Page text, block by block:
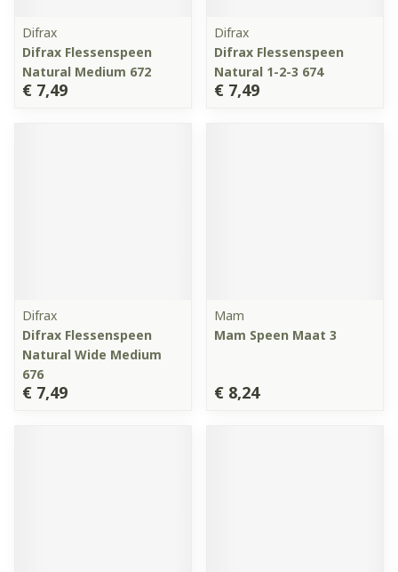
Difrax
Difrax Flessenspeen
Natural Medium 672
€ 7,49
Difrax
Difrax Flessenspeen
Natural 1-2-3 674
€ 7,49
Difrax
Difrax Flessenspeen
Natural Wide Medium
676
€ 7,49
Mam
Mam Speen Maat 3
€ 8,24